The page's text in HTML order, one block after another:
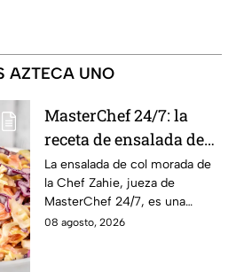
AZTECA UNO
MasterChef 24/7: la
receta de ensalada de
col morada de la Chef
Zahie, deliciosa y en
minutos
La ensalada de col morada de
la Chef Zahie, jueza de
MasterChef 24/7, es una
guarnición fresca, colorida y
08 agosto, 2026